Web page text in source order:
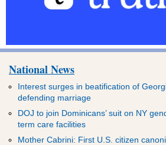
National News
Interest surges in beatification of
defending marriage
DOJ to join Dominicans’ suit on NY
term care facilities
Mother Cabrini: First U.S. citizen